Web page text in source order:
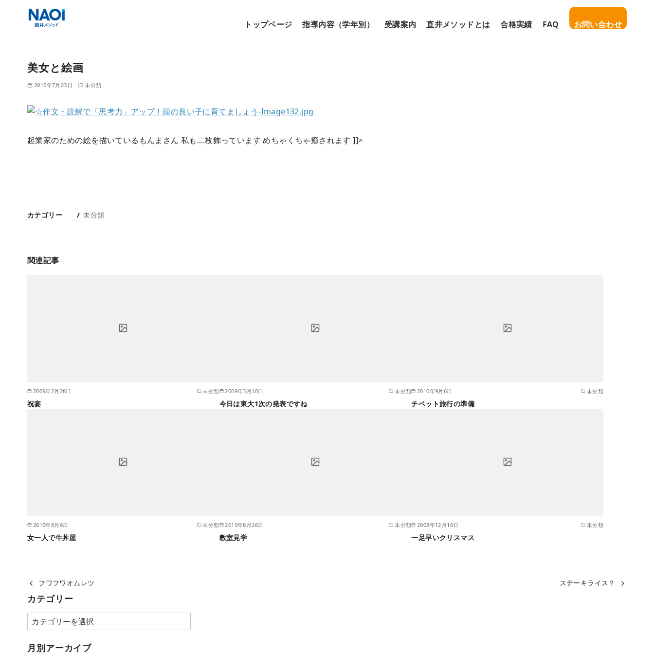
トップページ 指導内容（学年別） 受講案内 直井メソッドとは 合格実績 FAQ お問い合わせ
美女と絵画
2010年7月23日 未分類
起業家のための絵を描いているもんまさん 私も二枚飾っています めちゃくちゃ癒されます ]]>
カテゴリー 未分類
関連記事
2009年2月28日 未分類
祝宴
2009年3月10日 未分類
今日は東大1次の発表ですね
2010年9月6日 未分類
チベット旅行の準備
2010年8月6日 未分類
女一人で牛丼屋
2010年8月26日 未分類
教室見学
2008年12月16日 未分類
一足早いクリスマス
フワフワオムレツ ステーキライス？
カテゴリー
カ
テ
ゴ
月別アーカイブ